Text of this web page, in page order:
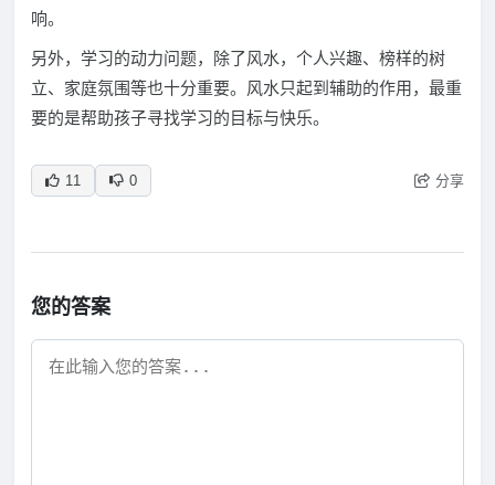
响。
另外，学习的动力问题，除了风水，个人兴趣、榜样的树
立、家庭氛围等也十分重要。风水只起到辅助的作用，最重
要的是帮助孩子寻找学习的目标与快乐。
11 0 分享
您的答案